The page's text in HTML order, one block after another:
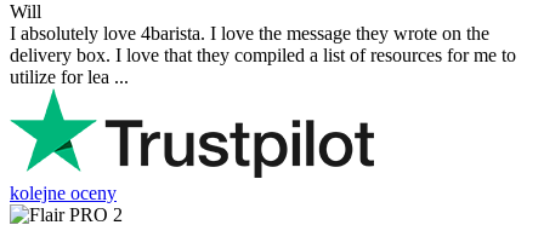
Will
I absolutely love 4barista. I love the message they wrote on the
delivery box. I love that they compiled a list of resources for me to
utilize for lea ...
kolejne oceny